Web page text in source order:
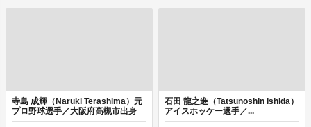
寺島 成輝（Naruki Terashima）元
プロ野球選手／大阪府高槻市出身
石田 龍之進（Tatsunoshin Ishida）
アイスホッケー選手／...